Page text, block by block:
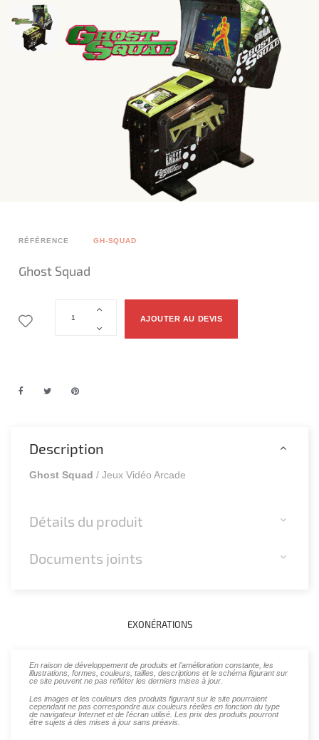
RÉFÉRENCE GH-SQUAD
Ghost Squad
AJOUTER AU DEVIS
Description
Ghost Squad / Jeux Vidéo Arcade
Détails du produit
Documents joints
EXONÉRATIONS
En raison de développement de produits et l'amélioration constante, les
illustrations, formes, couleurs, tailles, descriptions et le schéma figurant sur
ce site peuvent ne pas refléter les derniers mises à jour.
Les images et les couleurs des produits figurant sur le site pourraient
cependant ne pas correspondre aux couleurs réelles en fonction du type
de navigateur Internet et de l'écran utilisé. Les prix des produits pourront
être sujets à des mises à jour sans préavis.